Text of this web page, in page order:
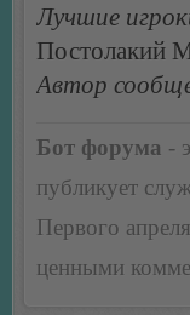
Лучшие
Постолакий
Автор
Бот форума -
публикует
Первого
ценными